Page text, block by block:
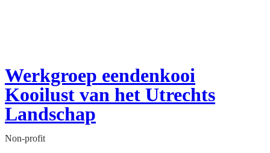
Werkgroep eendenkooi
Kooilust van het Utrechts
Landschap
Non-profit